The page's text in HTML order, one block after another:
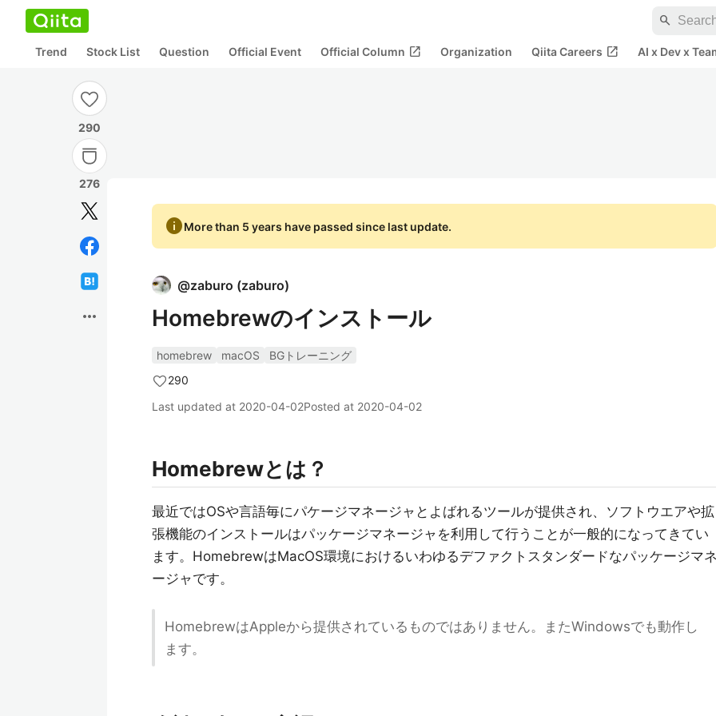
search
Trend Stock List Question Official Event Official Column open_in_new Organization Qiita Careers open_in_new AI x Dev x
290
276
more_horiz
infoMore than 5 years have passed since last update.
@zaburo (zaburo)
Homebrewのインストール
homebrew macOS
BGトレーニング
290
Last updated at 2020-04-02Posted at 2020-04-02
Homebrewとは？
最近ではOSや言語毎にパケージマネージャとよばれるツールが提供され、ソフトウエアや拡
張機能のインストールはパッケージマネージャを利用して行うことが一般的になってきてい
ます。HomebrewはMacOS環境におけるいわゆるデファクトスタンダードなパッケージマ
ージャです。
HomebrewはAppleから提供されているものではありません。またWindowsでも動作し
ます。